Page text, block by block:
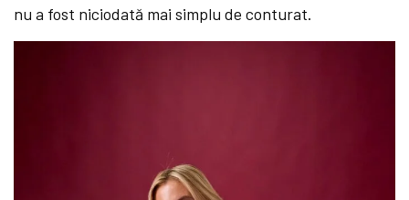
nu a fost niciodată mai simplu de conturat.